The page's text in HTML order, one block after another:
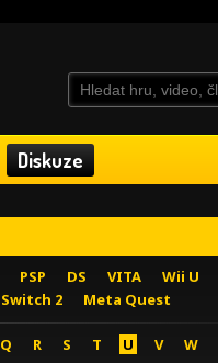
Diskuze
PSP DS VITA Wii U
Switch 2 Meta Quest
Q R S T U V W